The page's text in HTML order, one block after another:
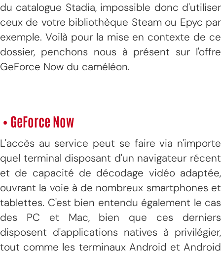
du catalogue Stadia, impossible donc d'utiliser
ceux de votre bibliothèque Steam ou Epyc par
exemple. Voilà pour la mise en contexte de ce
dossier, penchons nous à présent sur l'offre
GeForce Now du caméléon.
• GeForce Now
L'accès au service peut se faire via n'importe
quel terminal disposant d'un navigateur récent
et de capacité de décodage vidéo adaptée,
ouvrant la voie à de nombreux smartphones et
tablettes. C'est bien entendu également le cas
des PC et Mac, bien que ces derniers
disposent d'applications natives à privilégier,
tout comme les terminaux Android et Android